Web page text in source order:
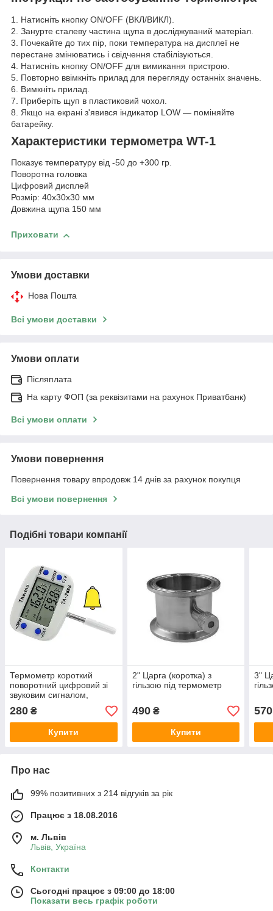
1. Натисніть кнопку ON/OFF (ВКЛ/ВИКЛ).
2. Занурте сталеву частина щупа в досліджуваний матеріал.
3. Почекайте до тих пір, поки температура на дисплеї не
перестане змінюватись і свідчення стабілізуються.
4. Натисніть кнопку ON/OFF для вимикання пристрою.
5. Повторно ввімкніть прилад для перегляду останніх значень.
6. Вимкніть прилад.
7. Приберіть щуп в пластиковий чохол.
8. Якщо на екрані з'явився індикатор LOW — поміняйте
батарейку.
Характеристики термометра WT-1
Показує температуру від -50 до +300 гр.
Поворотна головка
Цифровий дисплей
Розмір: 40х30х30 мм
Довжина щупа 150 мм
Приховати
Умови доставки
Нова Пошта
Всі умови доставки
Умови оплати
Післяплата
На карту ФОП (за реквізитами на рахунок Приватбанк)
Всі умови оплати
Умови повернення
Повернення товару впродовж 14 днів за рахунок покупця
Всі умови повернення
Подібні товари компанії
Термометр короткий
поворотний цифровий зі
звуковим сигналом,
ТА-288s-к
280 ₴
Купити
2" Царга (коротка) з
гільзою під термометр
490₴
Купити
3"
570
Про нас
99% позитивних з 214 відгуків за рік
Працює з 18.08.2016
м. Львів
Львів, Україна
Контакти
Сьогодні працює з 09:00 до 18:00
Показати весь графік роботи